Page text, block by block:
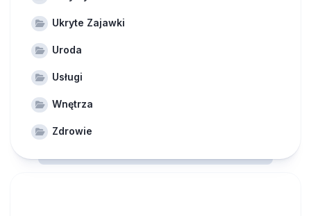
Ukryte Zajawki
Uroda
Usługi
Wnętrza
Zdrowie